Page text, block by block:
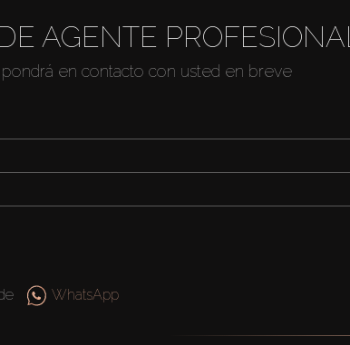
AGENTE PROFESIONAL
en contacto con usted en breve
WhatsApp